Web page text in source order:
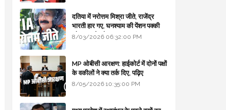
दतिया में नरोत्तम मिश्रा जीते, राजेंद्र
भारती हार गए, घनश्याम की पेंशन पक्की
और आशुतोष बैक टू...
8/03/2026 06:32:00 PM
MP ओबीसी आरक्षण: हाईकोर्ट में दोनों पक्षों
के वकीलों ने क्या तर्क दिए, पढ़िए
8/05/2026 10:35:00 PM